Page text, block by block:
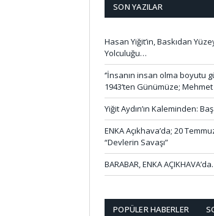
SON YAZILAR
Hasan Yiğit’in, Baskıdan
Yolculuğu…
‘’İnsanın insan olma boyutu
1943’ten Günümüze;
Yiğit Aydın’ın Kaleminden:
ENKA Açıkhava’da; 20
“Devlerin Savaşı”
BARABAR, ENKA
POPÜLER HABERLER